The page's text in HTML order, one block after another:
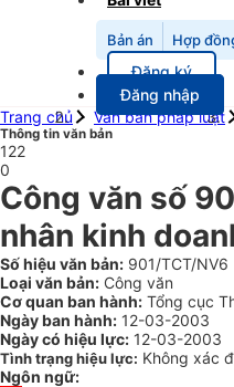
Bản án Hợp
Đăng ký
Đăng nhập
Trang chủ
Văn bản pháp luật
Thông tin văn bản
122
0
Công văn số
nhân kinh
Số hiệu văn bản: 901/TCT/NV6
Loại văn bản: Công văn
Cơ quan ban hành: Tổng cục
Ngày ban hành: 12-03-2003
Ngày có hiệu lực: 12-03-2003
Tình trạng hiệu lực: Không xác
Ngôn ngữ: